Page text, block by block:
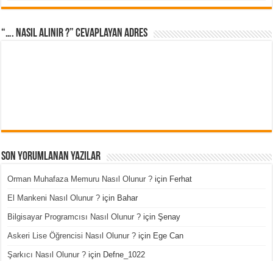
“…. Nasıl Alınır ?” cevaplayan adres
Son Yorumlanan Yazılar
Orman Muhafaza Memuru Nasıl Olunur ? için Ferhat
El Mankeni Nasıl Olunur ? için Bahar
Bilgisayar Programcısı Nasıl Olunur ? içinŞenay
Askeri Lise Öğrencisi Nasıl Olunur ? için Ege Can
Şarkıcı Nasıl Olunur ? için Defne_1022